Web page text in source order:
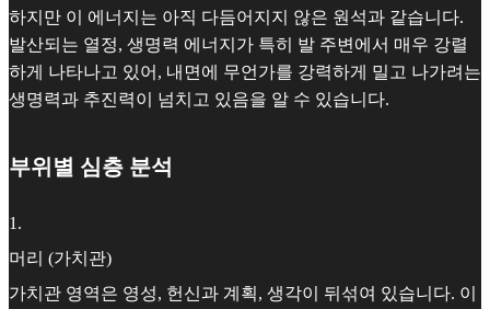
하지만 이 에너지는 아직 다듬어지지 않은 원석과 같습니다.
발산되는 열정, 생명력 에너지가 특히 발 주변에서 매우 강렬
하게 나타나고 있어, 내면에 무언가를 강력하게 밀고 나가려는
생명력과 추진력이 넘치고 있음을 알 수 있습니다.
부위별 심층 분석
1 .
머리 (가치관)
가치관 영역은 영성, 헌신과 계획, 생각이 뒤섞여 있습니다. 이